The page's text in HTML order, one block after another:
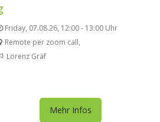
Friday, 07.08.26, 12:00 - 13:00 Uhr
Remote per zoom call,
Lorenz Gräf
Mehr Infos